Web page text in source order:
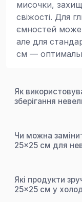
мисочки,
свіжості. Для
ємностей може
але для
см —
Як
зберігання
Чи можна
25×25 см для
Які продукти
25×25 см у